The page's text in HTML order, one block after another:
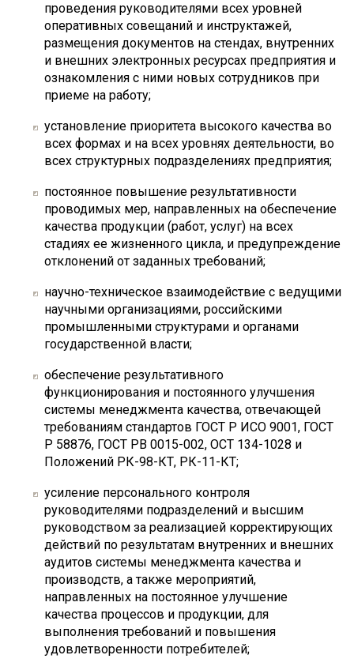
проведения руководителями всех уровней
оперативных совещаний и инструктажей,
размещения документов на стендах, внутренних
и внешних электронных ресурсах предприятия и
ознакомления с ними новых сотрудников при
приеме на работу;
установление приоритета высокого качества во
всех формах и на всех уровнях деятельности, во
всех структурных подразделениях предприятия;
постоянное повышение результативности
проводимых мер, направленных на обеспечение
качества продукции (работ, услуг) на всех
стадиях ее жизненного цикла, и предупреждение
отклонений от заданных требований;
научно-техническое взаимодействие с ведущими
научными организациями, российскими
промышленными структурами и органами
государственной власти;
обеспечение результативного
функционирования и постоянного улучшения
системы менеджмента качества, отвечающей
требованиям стандартов ГОСТ Р ИСО 9001, ГОСТ
Р 58876, ГОСТ РВ 0015-002, ОСТ 134-1028 и
Положений РК-98-КТ, РК-11-КТ;
усиление персонального контроля
руководителями подразделений и высшим
руководством за реализацией корректирующих
действий по результатам внутренних и внешних
аудитов системы менеджмента качества и
производств, а также мероприятий,
направленных на постоянное улучшение
качества процессов и продукции, для
выполнения требований и повышения
удовлетворенности потребителей;